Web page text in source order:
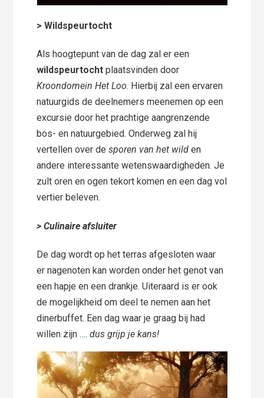
> Wildspeurtocht
Als hoogtepunt van de dag zal er een
wildspeurtochtplaatsvinden door
Kroondomein Het Loo. Hierbij zal een ervaren
natuurgids de deelnemers meenemen op een
excursie door het prachtige aangrenzende
bos- en natuurgebied. Onderweg zal hij
vertellen over desporen van het wild en
andere interessante wetenswaardigheden. Je
zult oren en ogen tekort komen en een dag vol
vertier beleven.
> Culinaire afsluiter
De dag wordt op het terras afgesloten waar
er nagenoten kan worden onder het genot van
een hapje en een drankje. Uiteraard is er ook
de mogelijkheid om deel te nemen aan het
dinerbuffet. Een dag waar je graag bij had
willen zijn ….dus grijp je kans!